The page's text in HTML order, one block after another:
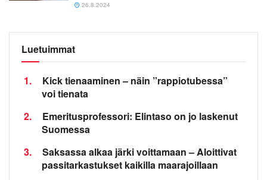
26.8.2024
Luetuimmat
1.
Kick tienaaminen – näin ”rappiotubessa”
voi tienata
2.
Emeritusprofessori: Elintaso on jo laskenut
Suomessa
3.
Saksassa alkaa järki voittamaan – Aloittivat
passitarkastukset kaikilla maarajoillaan